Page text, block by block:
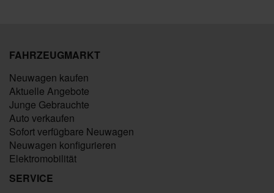
FAHRZEUGMARKT
Neuwagen kaufen
Aktuelle Angebote
Junge Gebrauchte
Auto verkaufen
Sofort verfügbare Neuwagen
Neuwagen konfigurieren
Elektromobilität
SERVICE